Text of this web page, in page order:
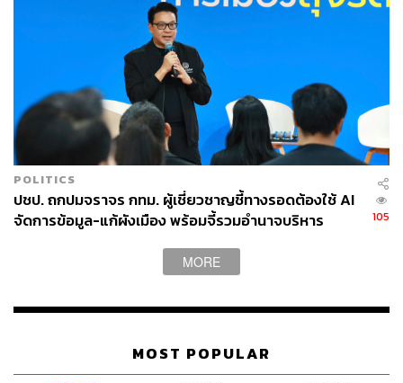
POLITICS
ปชป. ถกปมจราจร กทม. ผู้เชี่ยวชาญชี้ทางรอดต้องใช้ AI
จัดการข้อมูล-แก้ผังเมือง พร้อมจี้รวมอำนาจบริหาร
105
MORE
MOST POPULAR